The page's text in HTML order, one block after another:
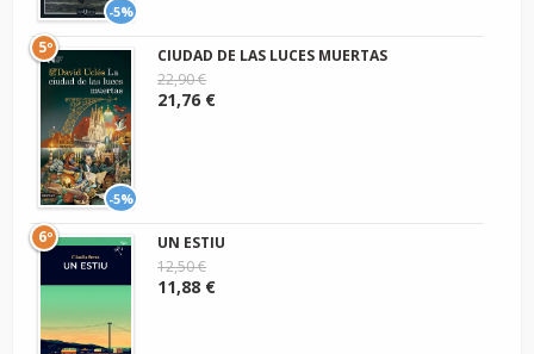
-5%
-5%
5º
CIUDAD DE LAS LUCES MUERTAS
22,90 €
21,76 €
6º
UN ESTIU
12,50 €
11,88 €